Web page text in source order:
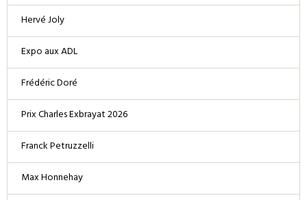
Hervé Joly
Expo aux ADL
Frédéric Doré
Prix Charles Exbrayat 2026
Franck Petruzzelli
Max Honnehay